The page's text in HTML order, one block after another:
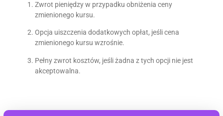
Zwrot pieniędzy w przypadku obniżenia ceny
zmienionego kursu.
Opcja uiszczenia dodatkowych opłat, jeśli cena
zmienionego kursu wzrośnie.
Pełny zwrot kosztów, jeśli żadna z tych opcji nie jest
akceptowalna.